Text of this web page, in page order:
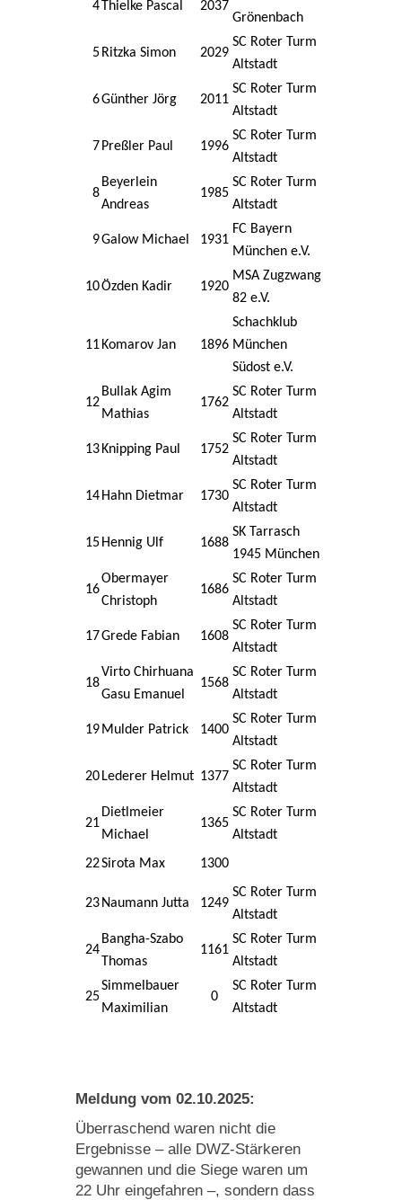
4Thielke Pascal 2037
Grönenbach
5 Ritzka Simon 2029
SC Roter Turm
Altstadt
6Günther Jörg 2011
SC Roter Turm
Altstadt
7 Preßler Paul 1996
SC Roter Turm
Altstadt
8
Beyerlein
Andreas
1985
SC Roter Turm
Altstadt
9Galow Michael 1931
FC Bayern
München e.V.
10Özden Kadir 1920
MSA Zugzwang
82 e.V.
11 Komarov Jan 1896
Schachklub
München
Südost e.V.
12
Bullak Agim
Mathias
1762
SC Roter Turm
Altstadt
13 Knipping Paul 1752
SC Roter Turm
Altstadt
14 Hahn Dietmar 1730
SC Roter Turm
Altstadt
15 Hennig Ulf 1688
SK Tarrasch
1945 München
16
Obermayer
Christoph
1686
SC Roter Turm
Altstadt
17Grede Fabian 1608
SC Roter Turm
Altstadt
18
Virto Chirhuana
Gasu Emanuel
1568
SC Roter Turm
Altstadt
19 Mulder Patrick 1400
SC Roter Turm
Altstadt
20 Lederer Helmut 1377
SC Roter Turm
Altstadt
21
Dietlmeier
Michael
1365
SC Roter Turm
Altstadt
22Sirota Max 1300
23 Naumann Jutta 1249
SC Roter Turm
Altstadt
24
Bangha-Szabo
Thomas
1161
SC Roter Turm
Altstadt
25
Simmelbauer
Maximilian
0
SC Roter Turm
Altstadt
Meldung vom 02.10.2025:
Überraschend waren nicht die
Ergebnisse – alle DWZ-Stärkeren
gewannen und die Siege waren um
22 Uhr eingefahren –, sondern dass